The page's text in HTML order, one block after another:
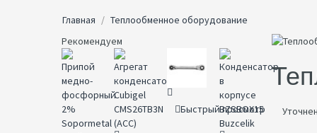
Главная
Теплообменное оборудование
Рекомендуем
Быстрый просмотр